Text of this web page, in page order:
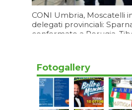
CONI Umbria, Moscatelli
delegati provinciali:
confermato a Perugia,
Fotogallery